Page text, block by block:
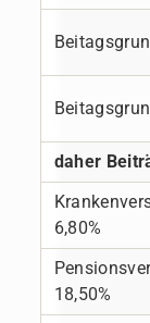
daher
6,80%
18,50%